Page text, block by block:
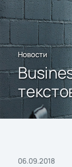
Новости
06.09.2018